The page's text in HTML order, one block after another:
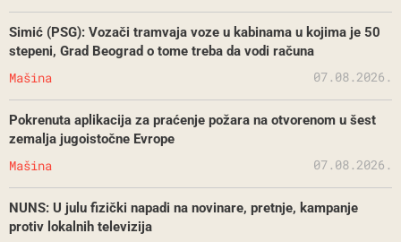
Simić (PSG): Vozači tramvaja voze u kabinama u kojima je 50
stepeni, Grad Beograd o tome treba da vodi računa
Mašina 07.08.2026.
Pokrenuta aplikacija za praćenje požara na otvorenom u šest
zemalja jugoistočne Evrope
Mašina 07.08.2026.
NUNS: U julu fizički napadi na novinare, pretnje, kampanje
protiv lokalnih televizija